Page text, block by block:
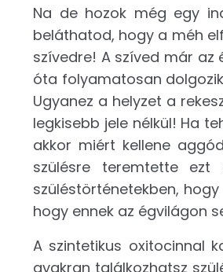
Na de hozok még egy
beláthatod, hogy a méh
szívedre! A szíved már
óta folyamatosan
Ugyanez a helyzet a
legkisebb jele nélkül! Ha
akkor miért kellene
szülésre teremtette
szüléstörténetekben,
hogy ennek az égvilágon
A szintetikus oxitocinnal
gyakran találkozhatsz